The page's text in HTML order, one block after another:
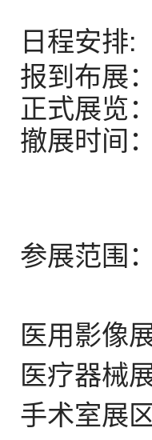
日程安排:
报到布展
正式展览
撤展时间
参展范围：
医用影像
医疗器械
手术室展